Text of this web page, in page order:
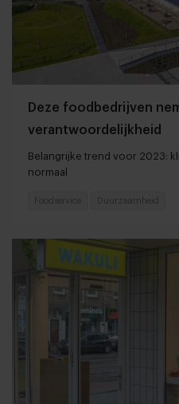
Deze foodbedrijven
verantwoordelijkheid
Belangrijke trend voor 2023:
normaal
Foodservice Duurzaamheid